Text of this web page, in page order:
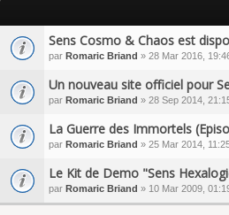
Sens Cosmo & Chaos est
par Romaric Briand » 28 Mar 2016,
Un nouveau site officiel pour
par Romaric Briand » 28 Sep 2014,
La Guerre des Immortels
par Romaric Briand » 25 Mar 2014,
Le Kit de Demo "Sens
par Romaric Briand » 10 Mar 2009,